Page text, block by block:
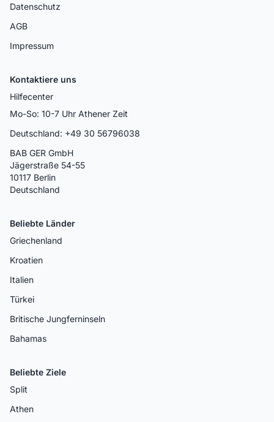
Datenschutz
AGB
Impressum
Kontaktiere uns
Hilfecenter
Mo-So: 10-7 Uhr Athener Zeit
Deutschland: +49 30 56796038
BAB GER GmbH
Jägerstraße 54-55
10117 Berlin
Deutschland
Beliebte Länder
Griechenland
Kroatien
Italien
Türkei
Britische Jungferninseln
Bahamas
Beliebte Ziele
Split
Athen